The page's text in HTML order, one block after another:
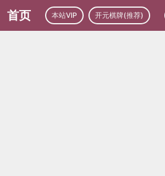
首页 本站VIP 开元棋牌(推荐)